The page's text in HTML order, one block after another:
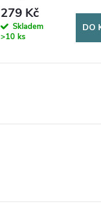
279 Kč
Skladem
>10 ks
DO